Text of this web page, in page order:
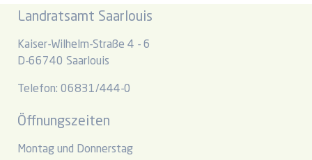
Landratsamt Saarlouis
Kaiser-Wilhelm-Straße 4 - 6
D-66740 Saarlouis
Telefon: 06831/444-0
Öffnungszeiten
Montag und Donnerstag